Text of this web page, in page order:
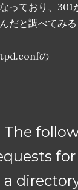
っており、301
だと調べてみる
の
The
for
a